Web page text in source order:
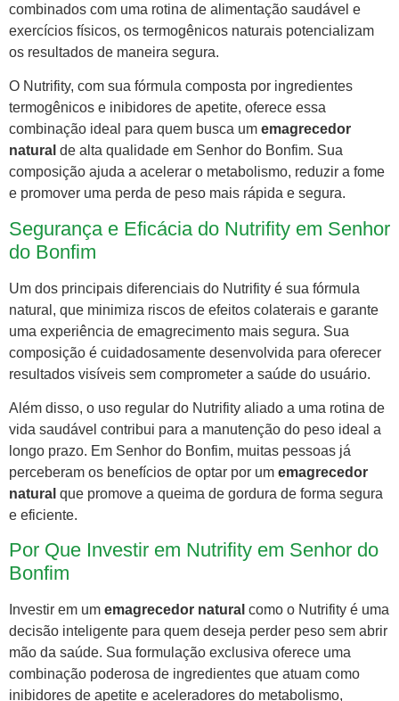
combinados com uma rotina de alimentação saudável e
exercícios físicos, os termogênicos naturais potencializam
os resultados de maneira segura.
O Nutrifity, com sua fórmula composta por ingredientes
termogênicos e inibidores de apetite, oferece essa
combinação ideal para quem busca um emagrecedor
natural de alta qualidade em Senhor do Bonfim. Sua
composição ajuda a acelerar o metabolismo, reduzir a fome
e promover uma perda de peso mais rápida e segura.
Segurança e Eficácia do Nutrifity em Senhor
do Bonfim
Um dos principais diferenciais do Nutrifity é sua fórmula
natural, que minimiza riscos de efeitos colaterais e garante
uma experiência de emagrecimento mais segura. Sua
composição é cuidadosamente desenvolvida para oferecer
resultados visíveis sem comprometer a saúde do usuário.
Além disso, o uso regular do Nutrifity aliado a uma rotina de
vida saudável contribui para a manutenção do peso ideal a
longo prazo. Em Senhor do Bonfim, muitas pessoas já
perceberam os benefícios de optar por um emagrecedor
natural que promove a queima de gordura de forma segura
e eficiente.
Por Que Investir em Nutrifity em Senhor do
Bonfim
Investir em um emagrecedor natural como o Nutrifity é uma
decisão inteligente para quem deseja perder peso sem abrir
mão da saúde. Sua formulação exclusiva oferece uma
combinação poderosa de ingredientes que atuam como
inibidores de apetite e aceleradores do metabolismo,